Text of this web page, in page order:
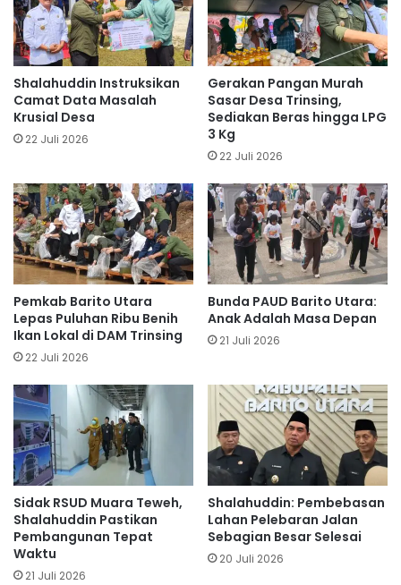
Shalahuddin Instruksikan
Camat Data Masalah
Krusial Desa
22 Juli 2026
Gerakan Pangan Murah
Sasar Desa Trinsing,
Sediakan Beras hingga LPG
3 Kg
22 Juli 2026
Pemkab Barito Utara
Lepas Puluhan Ribu Benih
Ikan Lokal di DAM Trinsing
22 Juli 2026
Bunda PAUD Barito Utara:
Anak Adalah Masa Depan
21 Juli 2026
Sidak RSUD Muara Teweh,
Shalahuddin Pastikan
Pembangunan Tepat
Waktu
21 Juli 2026
Shalahuddin: Pembebasan
Lahan Pelebaran Jalan
Sebagian Besar Selesai
20 Juli 2026